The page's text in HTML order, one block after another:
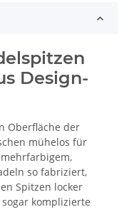
Design-
Oberfläche der
mühelos für
so fabriziert,
Spitzen locker
komplizierte